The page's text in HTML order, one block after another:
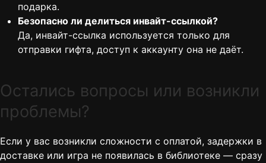
подарка.
Безопасно ли делиться инвайт-ссылкой?
Да, инвайт-ссылка используется только для
отправки гифта, доступ к аккаунту она не даёт.
Остались вопросы или возникли
проблемы?
Если у вас возникли сложности с оплатой, задержки в
доставке или игра не появилась в библиотеке — сразу